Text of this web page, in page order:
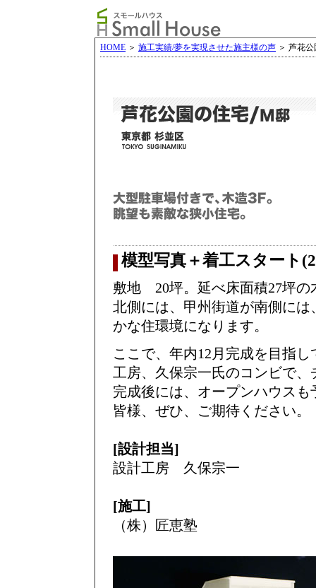
HOME ＞ 施工実績/夢を実現させた施主様の声 ＞ 芦花
模型写真＋着工スタート
敷地 20坪。延べ床面積27坪の
北側には、甲州街道が南側に
かな住環境になります。
ここで、年内12月完成を目指
工房、久保宗一氏のコンビで、
完成後には、オープンハウスも
皆様、ぜひ、ご期待ください。
[設計担当]
設計工房 久保宗一
[施工]
（株）匠恵塾